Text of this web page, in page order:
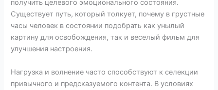
получить целевого эмоционального состояния.
Существует путь, который толкует, почему в грустные
часы человек в состоянии подобрать как унылый
картину для освобождения, так и веселый фильм для
улучшения настроения.
Нагрузка и волнение часто способствуют к селекции
привычного и предсказуемого контента. В условиях